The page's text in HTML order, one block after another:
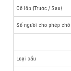
Cỡ lốp (Trước / Sau)
Số người cho phép chở
Loại cẩu